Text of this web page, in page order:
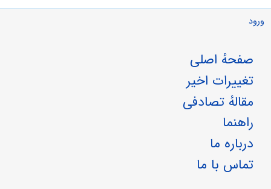
ورود
صفحهٔ اصلی
تغییرات اخیر
مقالهٔ تصادفی
راهنما
درباره ما
تماس با ما